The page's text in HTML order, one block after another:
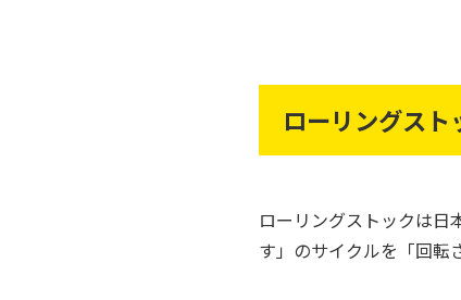
ローリングス
ローリングストックは日
す」のサイクルを「回転